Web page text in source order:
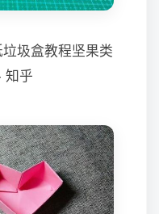
圾盒教程坚果类
知乎